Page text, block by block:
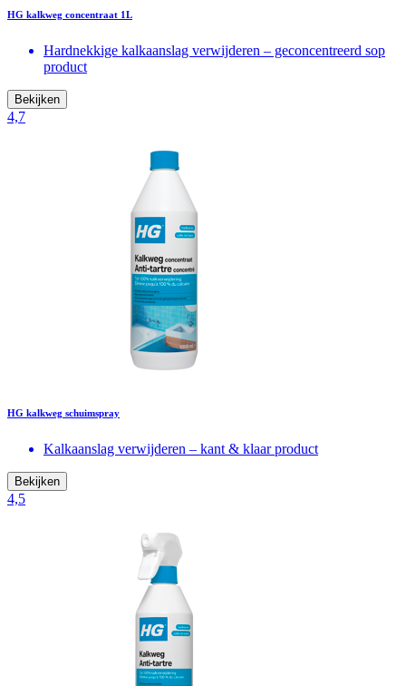
HG kalkweg concentraat 1L
Hardnekkige kalkaanslag verwijderen – geconcentreerd sop
product
Bekijken
4,7
HG kalkweg schuimspray
Kalkaanslag verwijderen – kant & klaar product
Bekijken
4,5